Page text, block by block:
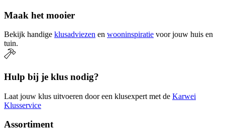
Maak het mooier
Bekijk handige klusadviezen en wooninspiratie voor jouw huis en
tuin.
Hulp bij je klus nodig?
Laat jouw klus uitvoeren door een klusexpert met de Karwei
Klusservice
Assortiment